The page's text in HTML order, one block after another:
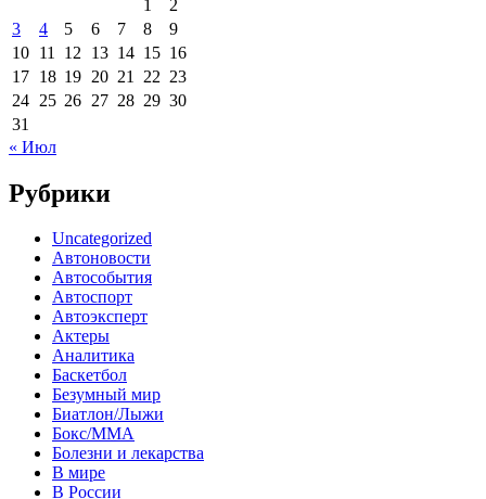
1
2
3
4 5 6 7 8
9
10 11 12 13 14 15 16
17 18 19 20 21 22 23
24 25 26 27 28 29 30
31
« Июл
Рубрики
Uncategorized
Автоновости
Автособытия
Автоспорт
Автоэксперт
Актеры
Аналитика
Баскетбол
Безумный мир
Биатлон/Лыжи
Бокс/MMA
Болезни и лекарства
В мире
В России